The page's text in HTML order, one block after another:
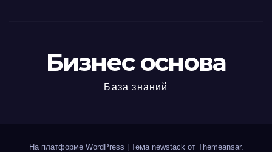
Бизнес основа
База знаний
На платформе WordPress Тема newstack от Themeansar.